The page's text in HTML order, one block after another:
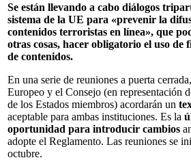
Se están llevando a cabo diálogos
sistema de la UE para «prevenir la
contenidos terroristas en línea», que
otras cosas, hacer obligatorio el uso de
de contenidos.
En una serie de reuniones a puerta
Europeo y el Consejo (en representación
de los Estados miembros) acordarán un
aceptable para ambas instituciones. Es la
oportunidad para introducir cambios
adopte el Reglamento. Las reuniones se
octubre.